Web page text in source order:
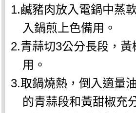
1.鹹豬肉放入電鍋中蒸
入鍋煎上色備用。
2.青蒜切3公分長段，黃
用。
3.取鍋燒熱，倒入適量
的青蒜段和黃甜椒充